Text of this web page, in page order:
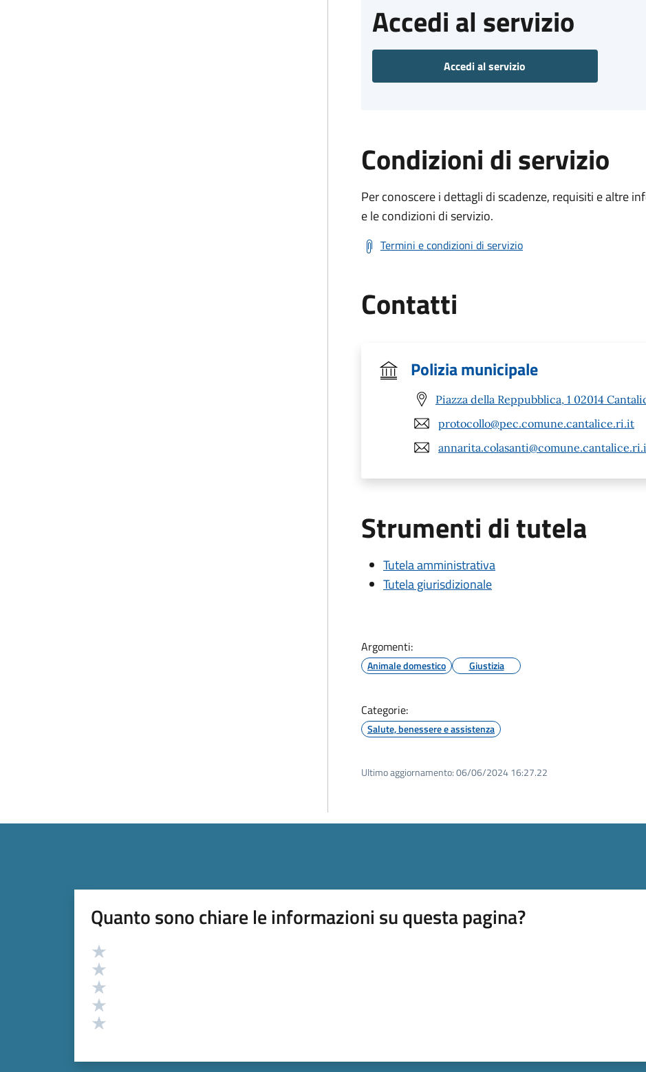
Accedi al servizio
Accedi al servizio
Condizioni di servizio
Per conoscere i dettagli di scadenze, requisiti e altre
e le condizioni di servizio.
Termini e condizioni di servizio
Contatti
Polizia municipale
Piazza della Reppubblica, 1 02014
protocollo@pec.comune.cantalice.ri.it
Strumenti di tutela
Tutela amministrativa
Tutela giurisdizionale
Argomenti:
Animale domestico Giustizia
Categorie:
Salute, benessere e assistenza
Ultimo aggiornamento:06/06/2024 16:27.22
Quanto sono chiare le informazioni su questa pagina?
Valutazione